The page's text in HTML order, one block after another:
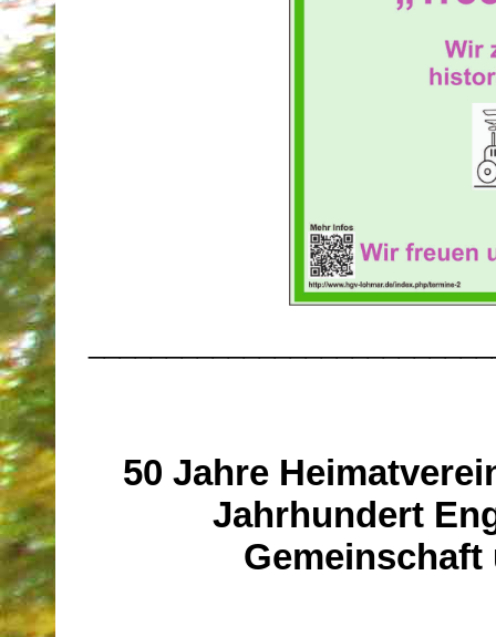
50 Jahre
Jahrhundert
Gemeinschaft